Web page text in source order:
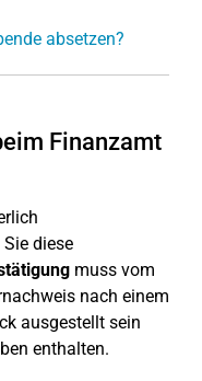
absetzen?
Finanzamt
diese
muss vom
nach einem
ausgestellt sein
enthalten.